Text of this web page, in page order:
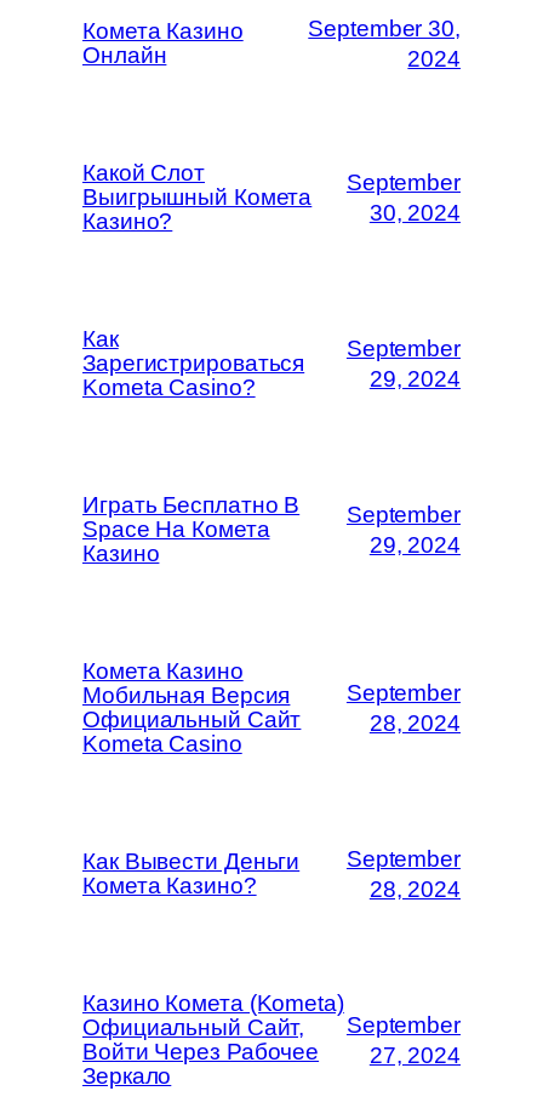
Комета Казино
Онлайн
September 30,
2024
Какой Слот
Выигрышный Комета
Казино?
September
30, 2024
Как
Зарегистрироваться
Kometa Casino?
September
29, 2024
Играть Бесплатно В
Space На Комета
Казино
September
29, 2024
Комета Казино
Мобильная Версия
Официальный Сайт
Kometa Casino
September
28, 2024
Как Вывести Деньги
Комета Казино?
September
28, 2024
Казино Комета (Kometa)
Официальный Сайт,
Войти Через Рабочее
Зеркало
September
27, 2024